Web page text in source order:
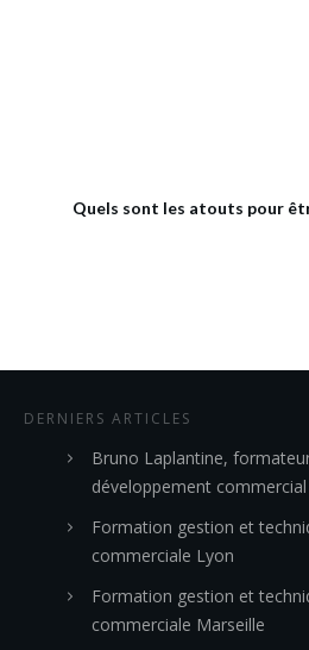
Quels sont les atouts pour
DERNIERS ARTICLES
Bruno Laplantine,
développement commercial
Formation gestion et
commerciale Lyon
Formation gestion et
commerciale Marseille